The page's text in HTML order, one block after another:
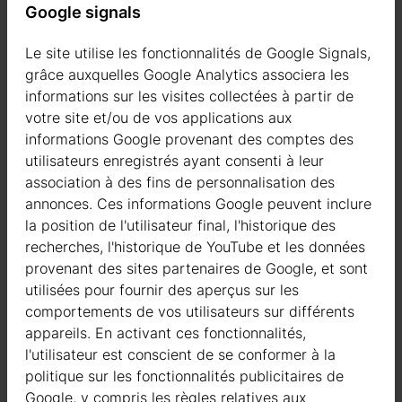
Les fondations sur piliers
Les fondations sur piliers impliquent la création de piliers
Google signals
Le site utilise les fonctionnalités de Google Signals,
grâce auxquelles Google Analytics associera les
informations sur les visites collectées à partir de
votre site et/ou de vos applications aux
informations Google provenant des comptes des
utilisateurs enregistrés ayant consenti à leur
association à des fins de personnalisation des
annonces. Ces informations Google peuvent inclure
la position de l'utilisateur final, l'historique des
recherches, l'historique de YouTube et les données
provenant des sites partenaires de Google, et sont
utilisées pour fournir des aperçus sur les
comportements de vos utilisateurs sur différents
appareils. En activant ces fonctionnalités,
l'utilisateur est conscient de se conformer à la
politique sur les fonctionnalités publicitaires de
Google, y compris les règles relatives aux